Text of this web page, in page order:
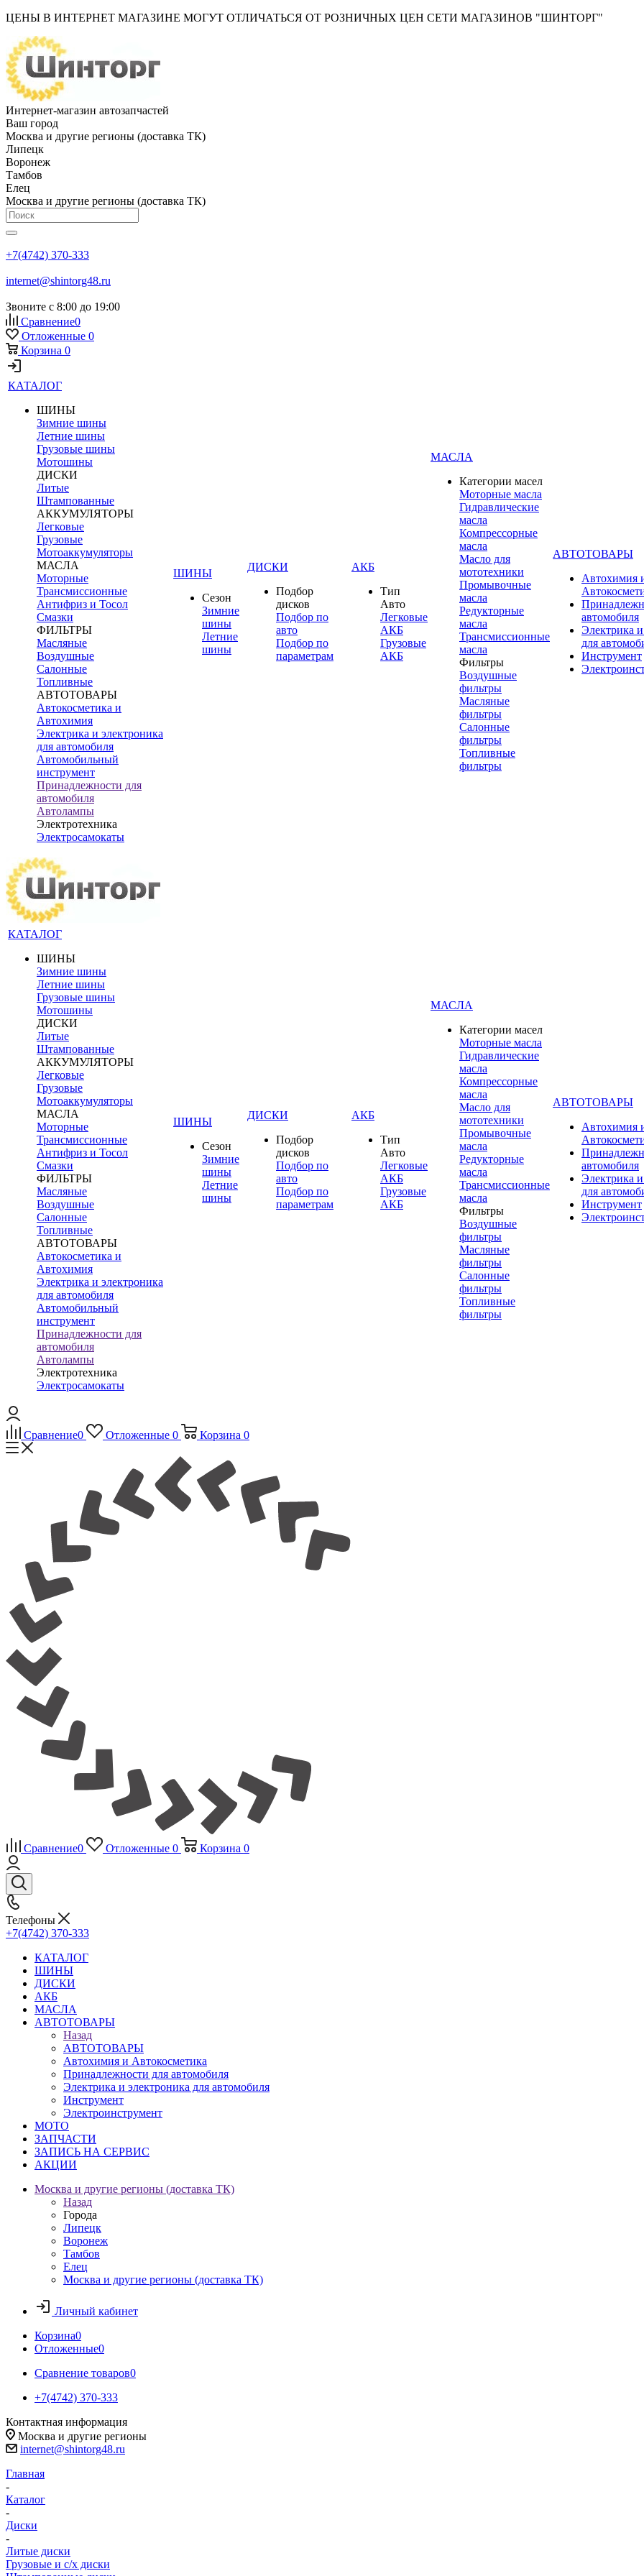
ЦЕНЫ В ИНТЕРНЕТ МАГАЗИНЕ МОГУТ ОТЛИЧАТЬСЯ ОТ РОЗНИЧНЫХ ЦЕН СЕТИ МАГАЗИНОВ "ШИНТОРГ"
Интернет-магазин автозапчастей
Ваш город
Москва и другие регионы (доставка ТК)
Липецк
Воронеж
Тамбов
Елец
Москва и другие регионы (доставка ТК)
+7(4742) 370-333
internet@shintorg48.ru
Звоните с 8:00 до 19:00
Сравнение0
Отложенные 0
Корзина 0
КАТАЛОГ
ШИНЫ
Зимние шины
Летние шины
Грузовые шины
Мотошины
ДИСКИ
Литые
Штампованные
АККУМУЛЯТОРЫ
Легковые
Грузовые
Мотоаккумуляторы
МАСЛА
Моторные
Трансмиссионные
Антифриз и Тосол
Смазки
ФИЛЬТРЫ
Масляные
Воздушные
Салонные
Топливные
АВТОТОВАРЫ
Автокосметика и
Автохимия
Электрика и электроника
для автомобиля
Автомобильный
инструмент
Принадлежности для
автомобиля
Автолампы
Электротехника
Электросамокаты
ШИНЫ
Сезон
Зимние
шины
Летние
шины
ДИСКИ
Подбор
дисков
Подбор по
авто
Подбор по
параметрам
АКБ
Тип
Авто
Легковые
АКБ
Грузовые
АКБ
МАСЛА
Категории масел
Моторные масла
Гидравлические
масла
Компрессорные
масла
Масло для
мототехники
Промывочные
масла
Редукторные
масла
Трансмиссионные
масла
Фильтры
Воздушные
фильтры
Масляные
фильтры
Салонные
фильтры
Топливные
фильтры
АВТОТОВАРЫ
Автохимия
автомобиля
Электрика
для
Инструмент
КАТАЛОГ
ШИНЫ
Зимние шины
Летние шины
Грузовые шины
Мотошины
ДИСКИ
Литые
Штампованные
АККУМУЛЯТОРЫ
Легковые
Грузовые
Мотоаккумуляторы
МАСЛА
Моторные
Трансмиссионные
Антифриз и Тосол
Смазки
ФИЛЬТРЫ
Масляные
Воздушные
Салонные
Топливные
АВТОТОВАРЫ
Автокосметика и
Автохимия
Электрика и электроника
для автомобиля
Автомобильный
инструмент
Принадлежности для
автомобиля
Автолампы
Электротехника
Электросамокаты
ШИНЫ
Сезон
Зимние
шины
Летние
шины
ДИСКИ
Подбор
дисков
Подбор по
авто
Подбор по
параметрам
АКБ
Тип
Авто
Легковые
АКБ
Грузовые
АКБ
МАСЛА
Категории масел
Моторные масла
Гидравлические
масла
Компрессорные
масла
Масло для
мототехники
Промывочные
масла
Редукторные
масла
Трансмиссионные
масла
Фильтры
Воздушные
фильтры
Масляные
фильтры
Салонные
фильтры
Топливные
фильтры
АВТОТОВАРЫ
Автохимия
автомобиля
Электрика
для
Инструмент
Сравнение0 Отложенные 0 Корзина 0
Сравнение0 Отложенные 0 Корзина 0
Телефоны
+7(4742) 370-333
КАТАЛОГ
ШИНЫ
ДИСКИ
АКБ
МАСЛА
АВТОТОВАРЫ
Назад
АВТОТОВАРЫ
Автохимия и Автокосметика
Принадлежности для автомобиля
Электрика и электроника для автомобиля
Инструмент
Электроинструмент
МОТО
ЗАПЧАСТИ
ЗАПИСЬ НА СЕРВИС
АКЦИИ
Москва и другие регионы (доставка ТК)
Назад
Города
Липецк
Воронеж
Тамбов
Елец
Москва и другие регионы (доставка ТК)
Личный кабинет
Корзина0
Отложенные0
Сравнение товаров0
+7(4742) 370-333
Контактная информация
Москва и другие регионы
internet@shintorg48.ru
Главная
-
Каталог
-
Диски
-
Литые диски
Грузовые и с/х диски